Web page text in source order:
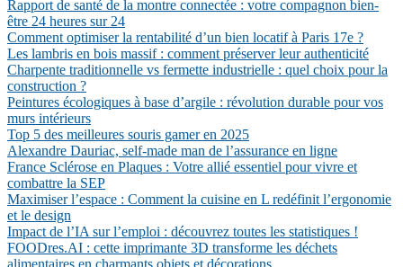
Rapport de santé de la montre connectée : votre compagnon bien-
être 24 heures sur 24
Comment optimiser la rentabilité d’un bien locatif à Paris 17e ?
Les lambris en bois massif : comment préserver leur authenticité
Charpente traditionnelle vs fermette industrielle : quel choix pour la
construction ?
Peintures écologiques à base d’argile : révolution durable pour vos
murs intérieurs
Top 5 des meilleures souris gamer en 2025
Alexandre Dauriac, self-made man de l’assurance en ligne
France Sclérose en Plaques : Votre allié essentiel pour vivre et
combattre la SEP
Maximiser l’espace : Comment la cuisine en L redéfinit l’ergonomie
et le design
Impact de l’IA sur l’emploi : découvrez toutes les statistiques !
FOODres.AI : cette imprimante 3D transforme les déchets
alimentaires en charmants objets et décorations